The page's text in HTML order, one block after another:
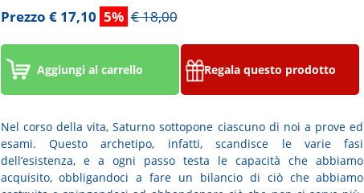
Prezzo € 17,10 5% € 18,00
Aggiungi al carrello Regala questo prodotto
Nel corso della vita, Saturno sottopone ciascuno di noi a prove ed
esami. Questo archetipo, infatti, scandisce le varie fasi
dell’esistenza, e a ogni passo testa le capacità che abbiamo
acquisito, obbligandoci a fare un bilancio di ciò che abbiamo